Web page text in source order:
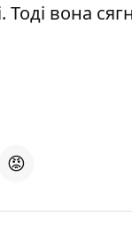
Тоді вона
😡